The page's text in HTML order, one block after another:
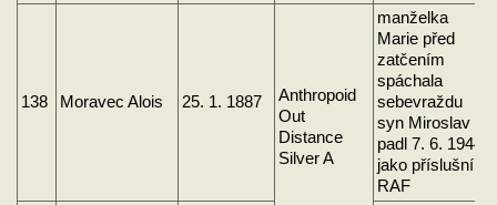
138 Moravec Alois 25. 1. 1887
Anthropoid
Out
Distance
Silver A
manželka
Marie před
zatčením
spáchala
sebevraždu
syn Miroslav
padl 7. 6. 1944
jako příslušník
RAF